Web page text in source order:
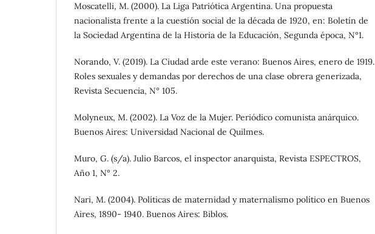
Moscatelli, M. (2000). La Liga Patriótica Argentina. Una propuesta
nacionalista frente a la cuestión social de la década de 1920, en: Boletín de
la Sociedad Argentina de la Historia de la Educación, Segunda época, N°1.
Norando, V. (2019). La Ciudad arde este verano: Buenos Aires, enero de 1919.
Roles sexuales y demandas por derechos de una clase obrera generizada,
Revista Secuencia, N° 105.
Molyneux, M. (2002). La Voz de la Mujer. Periódico comunista anárquico.
Buenos Aires: Universidad Nacional de Quilmes.
Muro, G. (s/a). Julio Barcos, el inspector anarquista, Revista ESPECTROS,
Año 1, N° 2.
Nari, M. (2004). Políticas de maternidad y maternalismo político en Buenos
Aires, 1890- 1940. Buenos Aires: Biblos.